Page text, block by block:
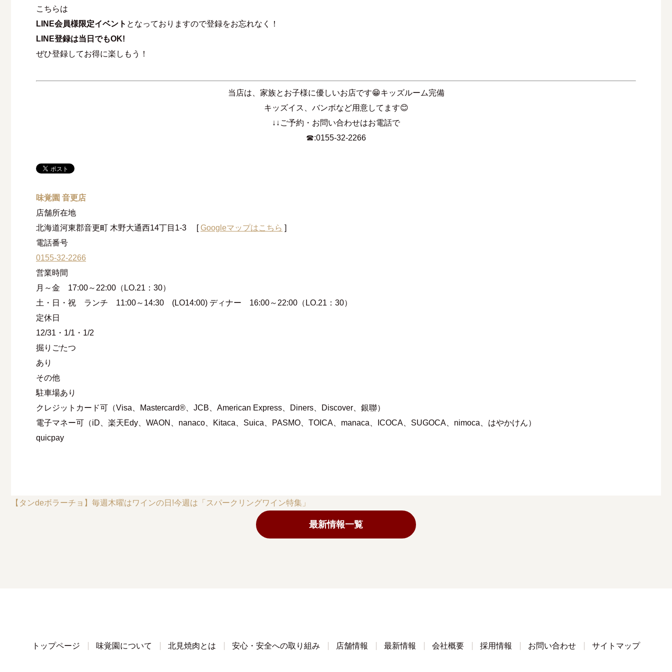
こちらは
LINE会員様限定イベント となっておりますので登録をお忘れなく！
LINE登録は当日でもOK!
ぜひ登録してお得に楽しもう！
当店は、家族とお子様に優しいお店です😁キッズルーム完備
キッズイス、バンボなど用意してます😊
↓↓ご予約・お問い合わせはお電話で
☎:0155-32-2266
味覚園 音更店
店舗所在地
北海道河東郡音更町 木野大通西14丁目1-3
[Googleマップはこちら ]
電話番号
0155-32-2266
営業時間
月～金 17:00～22:00（LO.21：30）
土・日・祝 ランチ 11:00～14:30 (LO14:00) ディナー 16:00～22:00（LO.21：30）
定休⽇
12/31・1/1・1/2
掘りごたつ
あり
その他
駐車場あり
クレジットカード可（Visa、Mastercard®、JCB、American Express、Diners、Discover、銀聯）
電子マネー可（iD、楽天Edy、WAON、nanaco、Kitaca、Suica、PASMO、TOICA、manaca、ICOCA、SUGOCA、nimoca、はやかけん）
quicpay
【タンdeボラーチョ】毎週木曜はワインの日!今週は「スパークリングワイン特集」
最新情報一覧
トップページ 味覚園について 北見焼肉とは 安心・安全への取り組み 店舗情報 最新情報 会社概要 採用情報 お問い合わせ サイトマップ